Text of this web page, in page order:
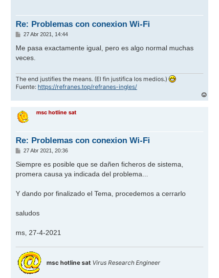
Re: Problemas con conexion Wi-Fi
M
n
a
27 Abr 2021, 14:44
Me pasa exactamente igual, pero es algo normal muchas
veces.
The end justifies the means. (El fin justifica los medios.)
Fuente: https://refranes.top/refranes-ingles/
r
msc hotline sat
Re: Problemas con conexion Wi-Fi
M
n
a
27 Abr 2021, 20:36
Siempre es posible que se dañen ficheros de sistema,
promera causa ya indicada del problema...
Y dando por finalizado el Tema, procedemos a cerrarlo
saludos
ms, 27-4-2021
msc hotline sat Virus Research Engineer